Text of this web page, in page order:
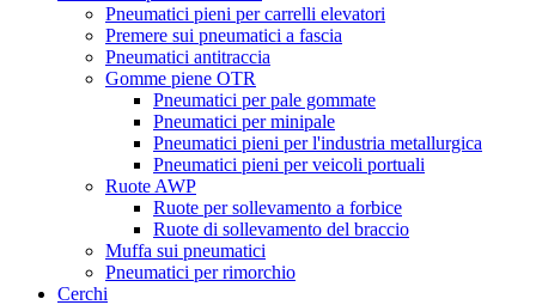
Pneumatici pieni per carrelli elevatori
Premere sui pneumatici a fascia
Pneumatici antitraccia
Gomme piene OTR
Pneumatici per pale gommate
Pneumatici per minipale
Pneumatici pieni per l'industria metallurgica
Pneumatici pieni per veicoli portuali
Ruote AWP
Ruote per sollevamento a forbice
Ruote di sollevamento del braccio
Muffa sui pneumatici
Pneumatici per rimorchio
Cerchi